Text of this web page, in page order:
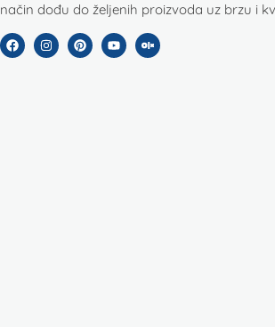
način dođu do željenih proizvoda uz brzu i